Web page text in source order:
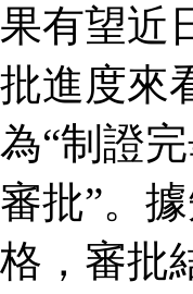
果有望近
批進度來
為“制證
審批”。
格，審批